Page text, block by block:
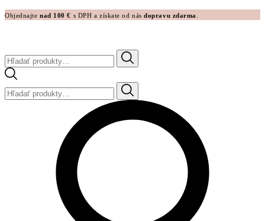
Objednajtenad 100 € s DPH a získate od násdopravu zdarma
Hľadať:
Hľadať: